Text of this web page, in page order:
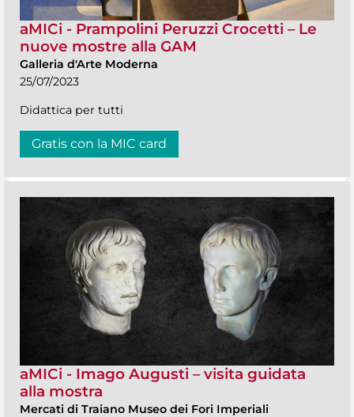
aMICi - Prampolini Peruzzi Crocetti – Le
nuove mostre alla GAM
Galleria d'Arte Moderna
25/07/2023
Didattica per tutti
Gratis con la MIC card
aMICi - Imago Augusti – visita guidata
alla mostra
Mercati di Traiano Museo dei Fori Imperiali